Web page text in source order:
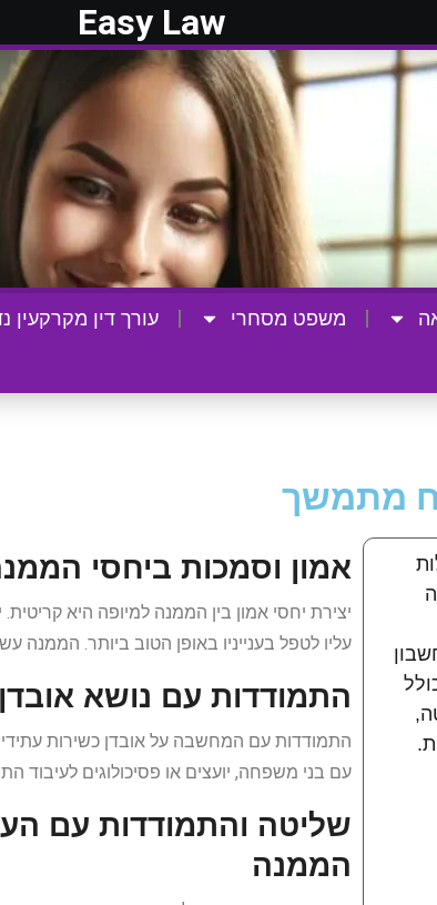
Easy Law
משפט מסחרי עורך דין מקרקעין
מתמשך
אמון וסמכות ביחסי
יצירת יחסי אמון בין הממנה למיופה היא
עליו לטפל בענייניו באופן הטוב ביותר.
התמודדות עם נושא
התמודדות עם המחשבה על אובדן כשירות עתידי
עם בני משפחה, יועצים או פסיכולוגים לעיבוד
שליטה והתמודדות עם
הממנה